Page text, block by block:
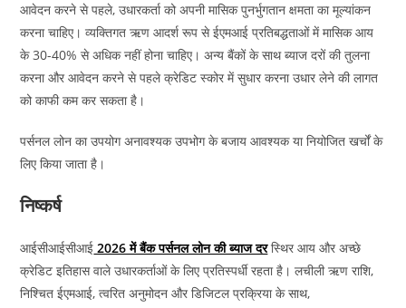
आवेदन करने से पहले, उधारकर्ता को अपनी मासिक पुनर्भुगतान क्षमता का मूल्यांकन
करना चाहिए। व्यक्तिगत ऋण आदर्श रूप से ईएमआई प्रतिबद्धताओं में मासिक आय
के 30-40% से अधिक नहीं होना चाहिए। अन्य बैंकों के साथ ब्याज दरों की तुलना
करना और आवेदन करने से पहले क्रेडिट स्कोर में सुधार करना उधार लेने की लागत
को काफी कम कर सकता है।
पर्सनल लोन का उपयोग अनावश्यक उपभोग के बजाय आवश्यक या नियोजित खर्चों के
लिए किया जाता है।
निष्कर्ष
आईसीआईसीआई 2026 में बैंक पर्सनल लोन की ब्याज दरस्थिर आय और अच्छे
क्रेडिट इतिहास वाले उधारकर्ताओं के लिए प्रतिस्पर्धी रहता है। लचीली ऋण राशि,
निश्चित ईएमआई, त्वरित अनुमोदन और डिजिटल प्रक्रिया के साथ,